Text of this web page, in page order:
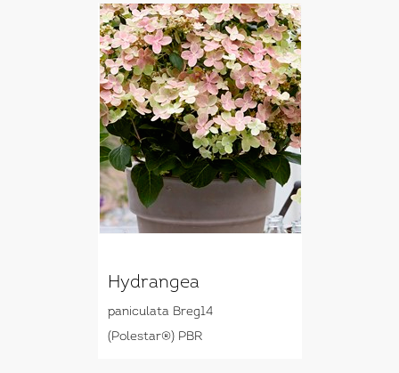
Hydrangea
paniculata Breg14
(Polestar®) PBR